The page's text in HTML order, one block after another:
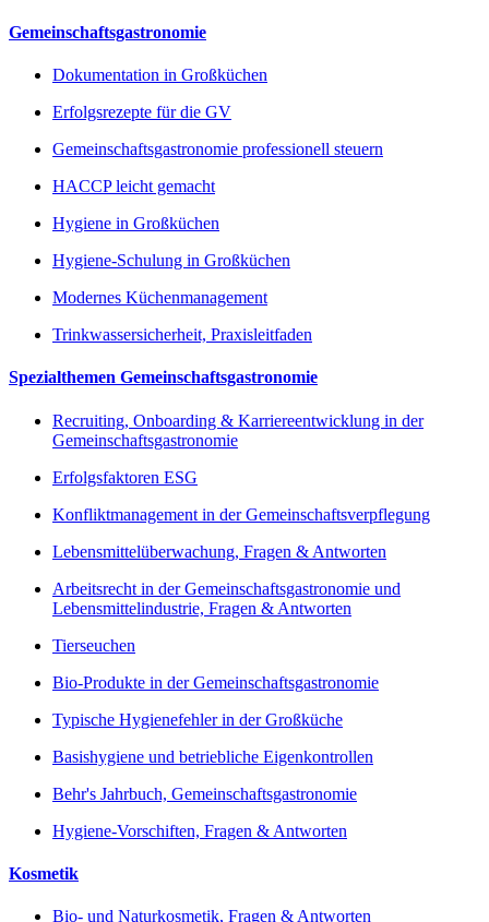
Gemeinschaftsgastronomie
Dokumentation in Großküchen
Erfolgsrezepte für die GV
Gemeinschaftsgastronomie professionell steuern
HACCP leicht gemacht
Hygiene in Großküchen
Hygiene-Schulung in Großküchen
Modernes Küchenmanagement
Trinkwassersicherheit, Praxisleitfaden
Spezialthemen Gemeinschaftsgastronomie
Recruiting, Onboarding & Karriereentwicklung in der
Gemeinschaftsgastronomie
Erfolgsfaktoren ESG
Konfliktmanagement in der Gemeinschaftsverpflegung
Lebensmittelüberwachung, Fragen & Antworten
Arbeitsrecht in der Gemeinschaftsgastronomie und
Lebensmittelindustrie, Fragen & Antworten
Tierseuchen
Bio-Produkte in der Gemeinschaftsgastronomie
Typische Hygienefehler in der Großküche
Basishygiene und betriebliche Eigenkontrollen
Behr's Jahrbuch, Gemeinschaftsgastronomie
Hygiene-Vorschiften, Fragen & Antworten
Kosmetik
Bio- und Naturkosmetik, Fragen & Antworten